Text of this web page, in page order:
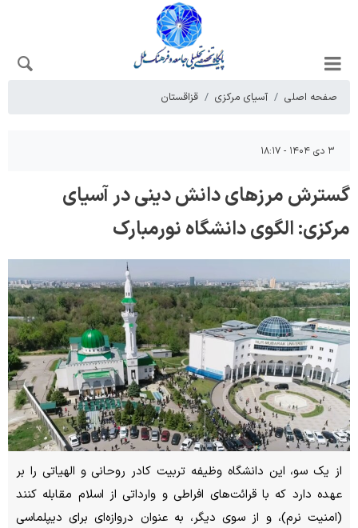
صفحه اصلی آسیای مرکزی قزاقستان
۳ دی ۱۴۰۴ - ۱۸:۱۷
گسترش مرزهای دانش دینی در آسیای
مرکزی: الگوی دانشگاه نورمبارک
از یک سو، این دانشگاه وظیفه تربیت کادر روحانی و الهیاتی را بر
عهده دارد که با قرائت‌های افراطی و وارداتی از اسلام مقابله کنند
(امنیت نرم)، و از سوی دیگر، به عنوان دروازه‌ای برای دیپلماسی